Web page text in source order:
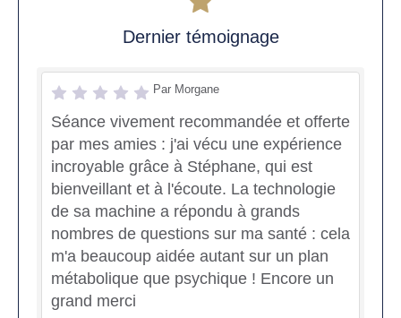
Dernier témoignage
Par Morgane
Séance vivement recommandée et offerte
par mes amies : j'ai vécu une expérience
incroyable grâce à Stéphane, qui est
bienveillant et à l'écoute. La technologie
de sa machine a répondu à grands
nombres de questions sur ma santé : cela
m'a beaucoup aidée autant sur un plan
métabolique que psychique ! Encore un
grand merci